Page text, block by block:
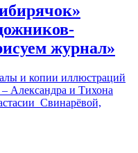
журнал»
и копии иллюстраций
Александра и Тихона
Свинарёвой,